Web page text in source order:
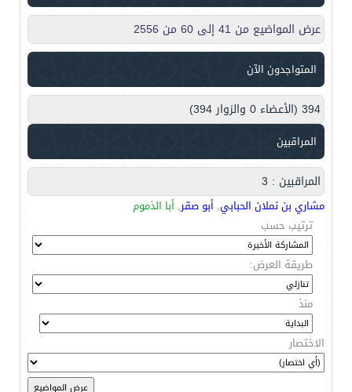
عرض المواضيع من 41 إلى 60 من 2556
المتواجدون الآن
394 (الأعضاء 0 والزوار 394)
المراقبين
المراقبين : 3
مشاري بن نملان الحبابي, أبو صقر, أبا الذموم
ترتيب حسب
طريقة العرض:
منذ
الاختصار